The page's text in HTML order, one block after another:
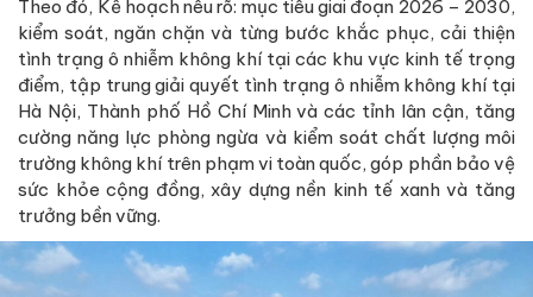
Theo đó, Kế hoạch nêu rõ: mục tiêu giai đoạn 2026 – 2030,
kiểm soát, ngăn chặn và từng bước khắc phục, cải thiện
tình trạng ô nhiễm không khí tại các khu vực kinh tế trọng
điểm, tập trung giải quyết tình trạng ô nhiễm không khí tại
Hà Nội, Thành phố Hồ Chí Minh và các tỉnh lân cận, tăng
cường năng lực phòng ngừa và kiểm soát chất lượng môi
trường không khí trên phạm vi toàn quốc, góp phần bảo vệ
sức khỏe cộng đồng, xây dựng nền kinh tế xanh và tăng
trưởng bền vững.